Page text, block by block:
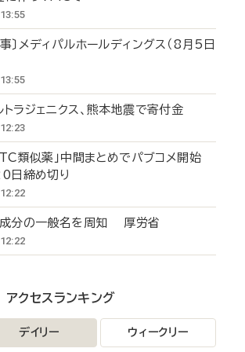
事〕メディパルホールディングス（8月5日
トラジェニクス、熊本地震で寄付金
類似薬」中間まとめでパブコメ開始
締め切り
分の一般名を周知 厚労省
アクセスランキング
デイリー ウィークリー